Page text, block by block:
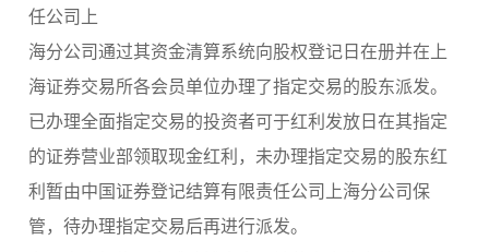
任公司上
海分公司通过其资金清算系统向股权登记日在册并在上
海证券交易所各会员单位办理了指定交易的股东派发。
已办理全面指定交易的投资者可于红利发放日在其指定
的证券营业部领取现金红利，未办理指定交易的股东红
利暂由中国证券登记结算有限责任公司上海分公司保
管，待办理指定交易后再进行派发。